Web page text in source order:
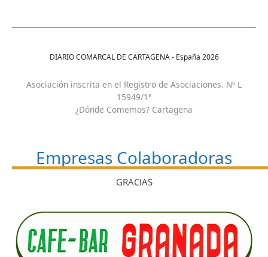
DIARIO COMARCAL DE CARTAGENA - España 2026
Asociación inscrita en el Registro de Asociaciones. Nº L
15949/1ª
¿Dónde Comemos? Cartagena
Empresas Colaboradoras
GRACIAS